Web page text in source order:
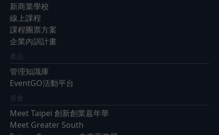
新商業學校
線上課程
課程團票方案
企業內訓計畫
產品
管理知識庫
EventGO活動平台
展會
Meet Taipei 創新創業嘉年華
Meet Greater South